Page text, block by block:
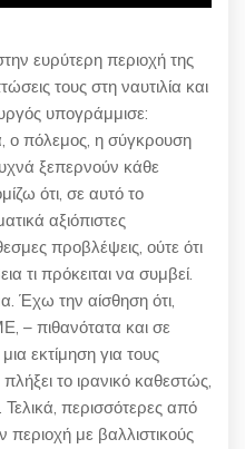
ευρύτερη περιοχή της
τους στη ναυτιλία και
υπογράμμισε:
ο πόλεμος, η σύγκρουση
ξεπερνούν κάθε
ότι, σε αυτό το
αξιόπιστες
προβλέψεις, ούτε ότι
τι πρόκειται να συμβεί.
Έχω την αίσθηση ότι,
– πιθανότατα και σε
εκτίμηση για τους
το ιρανικό καθεστώς,
περισσότερες από
με βαλλιστικούς